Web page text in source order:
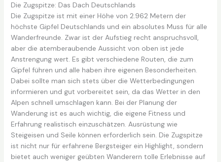
Die Zugspitze: Das Dach Deutschlands
Die Zugspitze ist mit einer Höhe von 2.962 Metern der
höchste Gipfel Deutschlands und ein absolutes Muss für alle
Wanderfreunde. Zwar ist der Aufstieg recht anspruchsvoll,
aber die atemberaubende Aussicht von oben ist jede
Anstrengung wert. Es gibt verschiedene Routen, die zum
Gipfel führen und alle haben ihre eigenen Besonderheiten.
Dabei sollte man sich stets über die Wetterbedingungen
informieren und gut vorbereitet sein, da das Wetter in den
Alpen schnell umschlagen kann. Bei der Planung der
Wanderung ist es auch wichtig, die eigene Fitness und
Erfahrung realistisch einzuschätzen. Ausrüstung wie
Steigeisen und Seile können erforderlich sein. Die Zugspitze
ist nicht nur für erfahrene Bergsteiger ein Highlight, sondern
bietet auch weniger geübten Wanderern tolle Erlebnisse auf